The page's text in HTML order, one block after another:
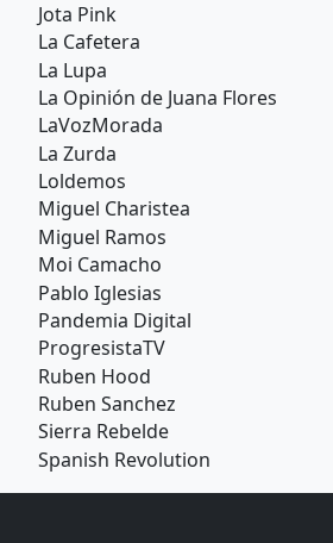
Jota Pink
La Cafetera
La Lupa
La Opinión de Juana Flores
LaVozMorada
La Zurda
Loldemos
Miguel Charistea
Miguel Ramos
Moi Camacho
Pablo Iglesias
Pandemia Digital
ProgresistaTV
Ruben Hood
Ruben Sanchez
Sierra Rebelde
Spanish Revolution